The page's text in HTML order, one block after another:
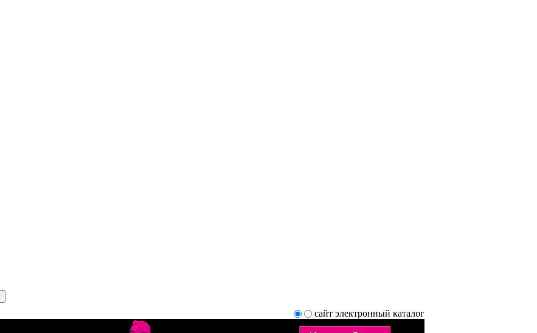
сайт электронный каталог